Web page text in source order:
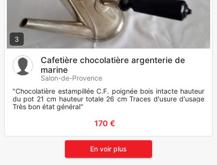
3
Cafetière chocolatière argenterie de
marine
Salon-de-Provence
"Chocolatière estampillée C.F. poignée bois intacte hauteur
du pot 21 cm hauteur totale 26 cm Traces d'usure d'usage
Très bon état général"
170 €
En voir plus